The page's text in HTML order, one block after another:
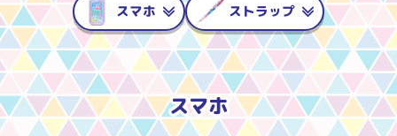
ぬいぐるみ
フィギュア
その他
スマホ ストラップ
スマホ